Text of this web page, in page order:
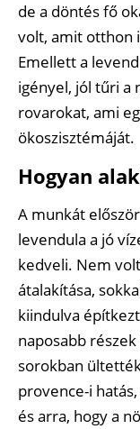
de a döntés fő
volt, amit otthon
Emellett a
igényel, jól tűri a
rovarokat, ami
ökoszisztémáját.
Hogyan
A munkát
levendula a jó
kedveli. Nem
átalakítása,
kiindulva
naposabb
sorokban
provence-i
és arra, hogy a